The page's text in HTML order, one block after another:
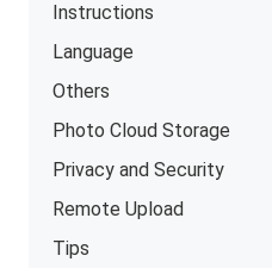
Instructions
Language
Others
Photo Cloud Storage
Privacy and Security
Remote Upload
Tips